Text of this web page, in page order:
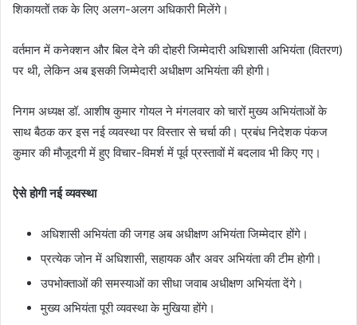
शिकायतों तक के लिए अलग-अलग अधिकारी मिलेंगे।
वर्तमान में कनेक्शन और बिल देने की दोहरी जिम्मेदारी अधिशासी अभियंता (वितरण)
पर थी, लेकिन अब इसकी जिम्मेदारी अधीक्षण अभियंता की होगी।
निगम अध्यक्ष डॉ. आशीष कुमार गोयल ने मंगलवार को चारों मुख्य अभियंताओं के
साथ बैठक कर इस नई व्यवस्था पर विस्तार से चर्चा की। प्रबंध निदेशक पंकज
कुमार की मौजूदगी में हुए विचार-विमर्श में पूर्व प्रस्तावों में बदलाव भी किए गए।
ऐसे होगी नई व्यवस्था
अधिशासी अभियंता की जगह अब अधीक्षण अभियंता जिम्मेदार होंगे।
प्रत्येक जोन में अधिशासी, सहायक और अवर अभियंता की टीम होगी।
उपभोक्ताओं की समस्याओं का सीधा जवाब अधीक्षण अभियंता देंगे।
मुख्य अभियंता पूरी व्यवस्था के मुखिया होंगे।